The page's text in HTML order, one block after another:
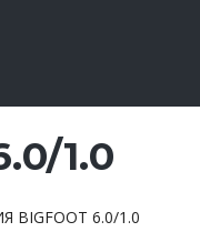
1.0
BIGFOOT 6.0/1.0